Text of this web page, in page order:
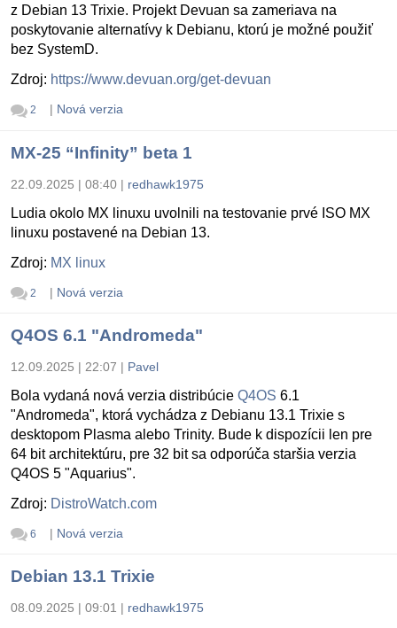
z Debian 13 Trixie. Projekt Devuan sa zameriava na
poskytovanie alternatívy k Debianu, ktorú je možné použiť
bez SystemD.
Zdroj: https://www.devuan.org/get-devuan
2 | Nová verzia
MX-25 “Infinity” beta 1
22.09.2025 | 08:40 | redhawk1975
Ludia okolo MX linuxu uvolnili na testovanie prvé ISO MX
linuxu postavené na Debian 13.
Zdroj: MX linux
2 | Nová verzia
Q4OS 6.1 "Andromeda"
12.09.2025 | 22:07 | Pavel
Bola vydaná nová verzia distribúcie Q4OS 6.1
"Andromeda", ktorá vychádza z Debianu 13.1 Trixie s
desktopom Plasma alebo Trinity. Bude k dispozícii len pre
64 bit architektúru, pre 32 bit sa odporúča staršia verzia
Q4OS 5 "Aquarius".
Zdroj: DistroWatch.com
6 | Nová verzia
Debian 13.1 Trixie
08.09.2025 | 09:01 | redhawk1975